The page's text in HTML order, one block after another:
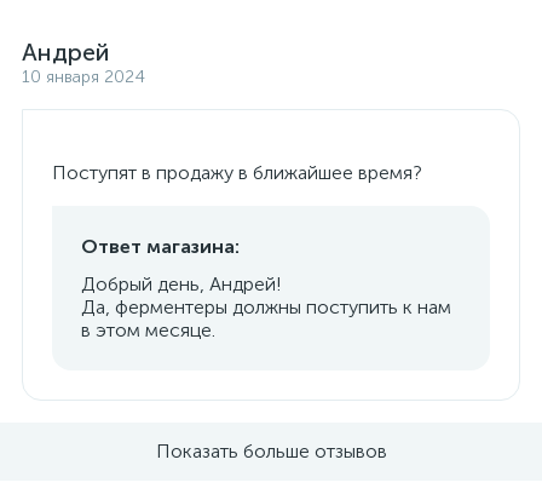
Андрей
10 января 2024
Поступят в продажу в ближайшее время?
Ответ магазина:
Добрый день, Андрей!
Да, ферментеры должны поступить к нам
в этом месяце.
Показать больше отзывов